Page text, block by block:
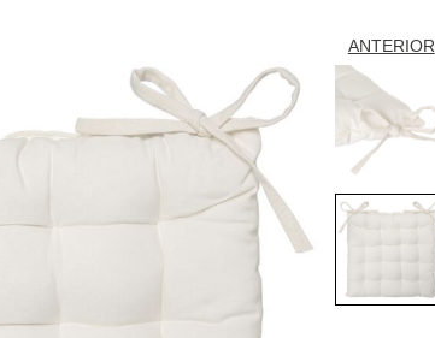
ANTERIOR